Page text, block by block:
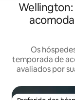
Os
temporada de
avaliados por